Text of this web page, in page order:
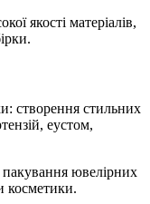
якості матеріалів,
створення стильних
еустом,
ювелірних
косметики.